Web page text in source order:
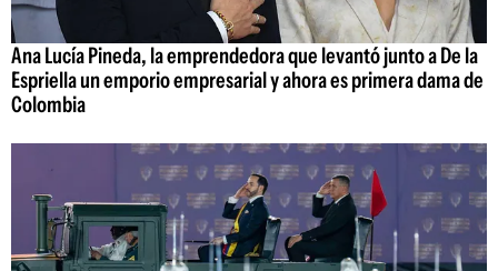
Ana Lucía Pineda, la emprendedora que levantó junto a De la
Espriella un emporio empresarial y ahora es primera dama de
Colombia